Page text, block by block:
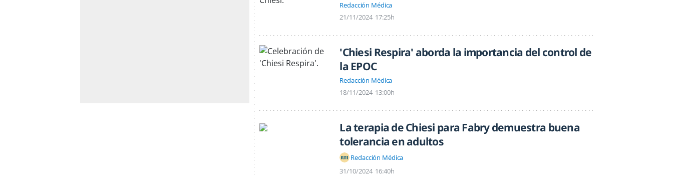
Redacción Médica
21/11/2024 17:25h
'Chiesi Respira' aborda la importancia del control de
la EPOC
Redacción Médica
18/11/2024 13:00h
La terapia de Chiesi para Fabry demuestra buena
tolerancia en adultos
Redacción Médica
31/10/2024 16:40h